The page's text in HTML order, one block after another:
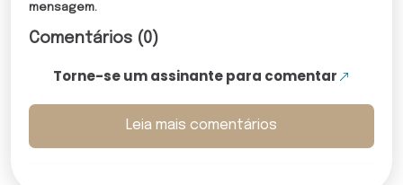
mensagem.
Comentários (0)
Torne-se um assinante para comentar
Leia mais comentários